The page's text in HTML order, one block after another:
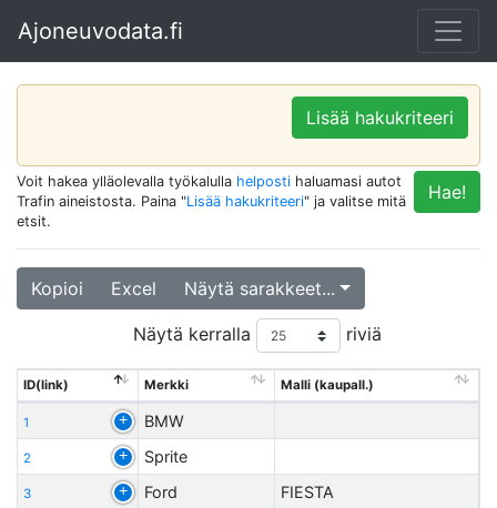
Ajoneuvodata.fi
Lisää hakukriteeri
Hae!
Voit hakea ylläolevalla työkalulla helposti haluamasi autot
Trafin aineistosta. Paina "Lisää hakukriteeri" ja valitse mitä
etsit.
Kopioi Excel Näytä sarakkeet...
Näytä kerralla riviä
ID(link) Merkki Malli (kaupall.)
1 BMW
2 Sprite
3 Ford FIESTA